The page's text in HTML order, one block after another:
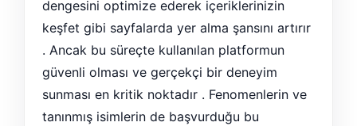
dengesini optimize ederek içeriklerinizin
keşfet gibi sayfalarda yer alma şansını artırır
. Ancak bu süreçte kullanılan platformun
güvenli olması ve gerçekçi bir deneyim
sunması en kritik noktadır . Fenomenlerin ve
tanınmış isimlerin de başvurduğu bu